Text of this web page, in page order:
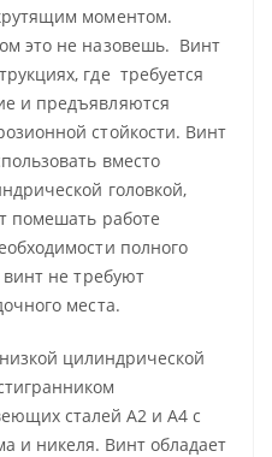
моментом.
это не назовешь. Винт
где требуется
и предъявляются
стойкости. Винт
вместо
головкой,
помешать работе
полного
винт не требуют
места.
цилиндрической
сталей А2 и А4 с
и никеля. Винт обладает